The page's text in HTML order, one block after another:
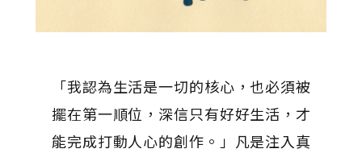
「我認為生活是一切的核心，也必須被
擺在第一順位，深信只有好好生活，才
能完成打動人心的創作。」凡是注入真